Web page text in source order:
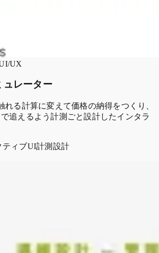
UX
ュレーター
れる計算に変えて価格の納得をつくり、
追えるよう計測ごと設計したインタラ
ティブUI計測設計